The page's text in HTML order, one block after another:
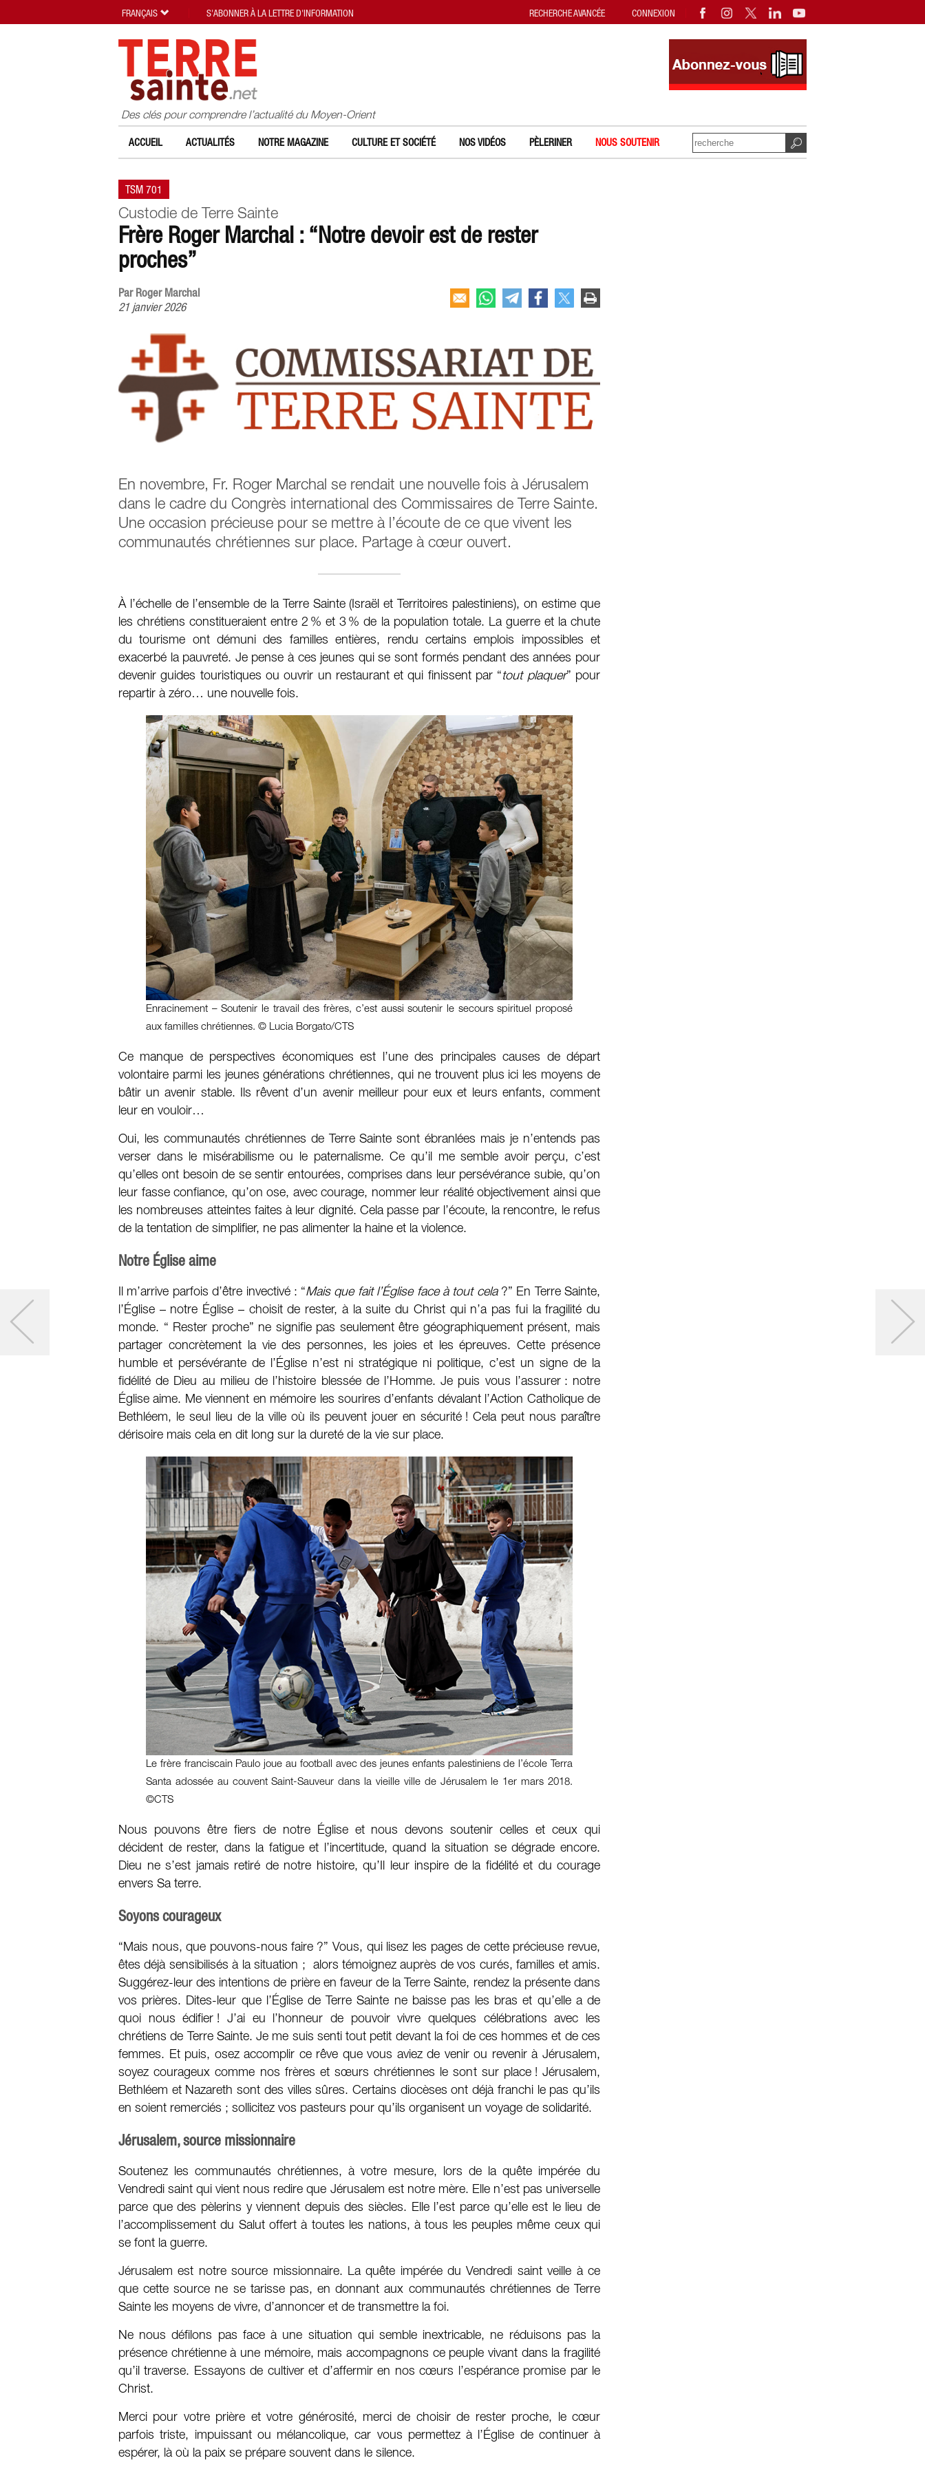
Des clés pour comprendre l’actualité du Moyen-Orient
ACCUEIL ACTUALITÉS NOTRE MAGAZINE CULTURE ET SOCIÉTÉ NOS VIDÉOS PÈLERINER NOUS SOUTENIR
TSM 701
Custodie de Terre Sainte
Frère Roger Marchal : “Notre devoir est de rester
proches”
Par Roger Marchal
21 janvier 2026
En novembre, Fr. Roger Marchal se rendait une nouvelle fois à Jérusalem
dans le cadre du Congrès international des Commissaires de Terre Sainte.
Une occasion précieuse pour se mettre à l’écoute de ce que vivent les
communautés chrétiennes sur place. Partage à cœur ouvert.
À l’échelle de l’ensemble de la Terre Sainte (Israël et Territoires palestiniens), on estime que
les chrétiens constitueraient entre 2 % et 3 % de la population totale. La guerre et la chute
du tourisme ont démuni des familles entières, rendu certains emplois impossibles et
exacerbé la pauvreté. Je pense à ces jeunes qui se sont formés pendant des années pour
devenir guides touristiques ou ouvrir un restaurant et qui finissent par “tout plaquer” pour
repartir à zéro… une nouvelle fois.
Enracinement – Soutenir le travail des frères, c’est aussi soutenir le secours spirituel proposé
aux familles chrétiennes. © Lucia Borgato/CTS
Ce manque de perspectives économiques est l’une des principales causes de départ
volontaire parmi les jeunes générations chrétiennes, qui ne trouvent plus ici les moyens de
bâtir un avenir stable. Ils rêvent d’un avenir meilleur pour eux et leurs enfants, comment
leur en vouloir…
Oui, les communautés chrétiennes de Terre Sainte sont ébranlées mais je n’entends pas
verser dans le misérabilisme ou le paternalisme. Ce qu’il me semble avoir perçu, c’est
qu’elles ont besoin de se sentir entourées, comprises dans leur persévérance subie, qu’on
leur fasse confiance, qu’on ose, avec courage, nommer leur réalité objectivement ainsi que
les nombreuses atteintes faites à leur dignité. Cela passe par l’écoute, la rencontre, le refus
de la tentation de simplifier, ne pas alimenter la haine et la violence.
Notre Église aime
Il m’arrive parfois d’être invectivé : “Mais que fait l’Église face à tout cela?” En Terre Sainte,
l’Église – notre Église – choisit de rester, à la suite du Christ qui n’a pas fui la fragilité du
monde. “ Rester proche” ne signifie pas seulement être géographiquement présent, mais
partager concrètement la vie des personnes, les joies et les épreuves. Cette présence
humble et persévérante de l’Église n’est ni stratégique ni politique, c’est un signe de la
fidélité de Dieu au milieu de l’histoire blessée de l’Homme. Je puis vous l’assurer : notre
Église aime. Me viennent en mémoire les sourires d’enfants dévalant l’Action Catholique de
Bethléem, le seul lieu de la ville où ils peuvent jouer en sécurité ! Cela peut nous paraître
dérisoire mais cela en dit long sur la dureté de la vie sur place.
Le frère franciscain Paulo joue au football avec des jeunes enfants palestiniens de l’école Terra
Santa adossée au couvent Saint-Sauveur dans la vieille ville de Jérusalem le 1er mars 2018.
©CTS
Nous pouvons être fiers de notre Église et nous devons soutenir celles et ceux qui
décident de rester, dans la fatigue et l’incertitude, quand la situation se dégrade encore.
Dieu ne s’est jamais retiré de notre histoire, qu’Il leur inspire de la fidélité et du courage
envers Sa terre.
Soyons courageux
“Mais nous, que pouvons-nous faire ?” Vous, qui lisez les pages de cette précieuse revue,
êtes déjà sensibilisés à la situation ; alors témoignez auprès de vos curés, familles et amis.
Suggérez-leur des intentions de prière en faveur de la Terre Sainte, rendez la présente dans
vos prières. Dites-leur que l’Église de Terre Sainte ne baisse pas les bras et qu’elle a de
quoi nous édifier ! J’ai eu l’honneur de pouvoir vivre quelques célébrations avec les
chrétiens de Terre Sainte. Je me suis senti tout petit devant la foi de ces hommes et de ces
femmes. Et puis, osez accomplir ce rêve que vous aviez de venir ou revenir à Jérusalem,
soyez courageux comme nos frères et sœurs chrétiennes le sont sur place ! Jérusalem,
Bethléem et Nazareth sont des villes sûres. Certains diocèses ont déjà franchi le pas qu’ils
en soient remerciés ; sollicitez vos pasteurs pour qu’ils organisent un voyage de solidarité.
Jérusalem, source missionnaire
Soutenez les communautés chrétiennes, à votre mesure, lors de la quête impérée du
Vendredi saint qui vient nous redire que Jérusalem est notre mère. Elle n’est pas universelle
parce que des pèlerins y viennent depuis des siècles. Elle l’est parce qu’elle est le lieu de
l’accomplissement du Salut offert à toutes les nations, à tous les peuples même ceux qui
se font la guerre.
Jérusalem est notre source missionnaire. La quête impérée du Vendredi saint veille à ce
que cette source ne se tarisse pas, en donnant aux communautés chrétiennes de Terre
Sainte les moyens de vivre, d’annoncer et de transmettre la foi.
Ne nous défilons pas face à une situation qui semble inextricable, ne réduisons pas la
présence chrétienne à une mémoire, mais accompagnons ce peuple vivant dans la fragilité
qu’il traverse. Essayons de cultiver et d’affermir en nos cœurs l’espérance promise par le
Christ.
Merci pour votre prière et votre générosité, merci de choisir de rester proche, le cœur
parfois triste, impuissant ou mélancolique, car vous permettez à l’Église de continuer à
espérer, là où la paix se prépare souvent dans le silence.
RECHERCHE AVANCÉE CONNEXION
FRANÇAIS S'ABONNER À LA LETTRE D'INFORMATION